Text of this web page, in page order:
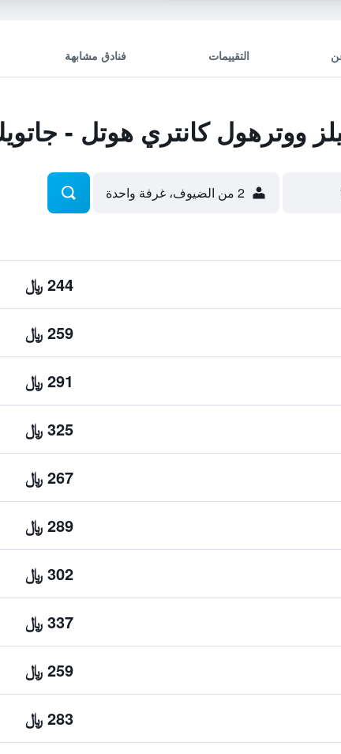
التقييمات فنادق مشابهة
ووترهول كانتري هوتل -
2 من الضيوف، غرفة واحدة
244 ﷼
259 ﷼
291 ﷼
325 ﷼
267 ﷼
289 ﷼
302 ﷼
337 ﷼
259 ﷼
283 ﷼